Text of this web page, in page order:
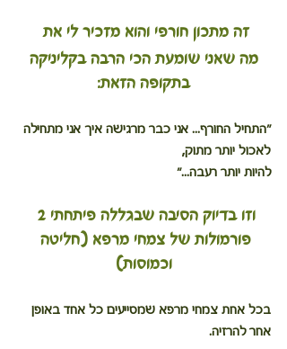
זה מתכון חורפי והוא מזכיר לי את
מה שאני שומעת הכי הרבה בקליניקה
בתקופה הזאת:
"התחיל החורף... אני כבר מרגישה איך אני מתחילה
לאכול יותר מתוק,
להיות יותר רעבה..."
פורמולות של צמחי מרפא (חליטה
וכמוסות)
בכל אחת צמחי מרפא שמסייעים כל אחד באופן
אחר להרזיה.